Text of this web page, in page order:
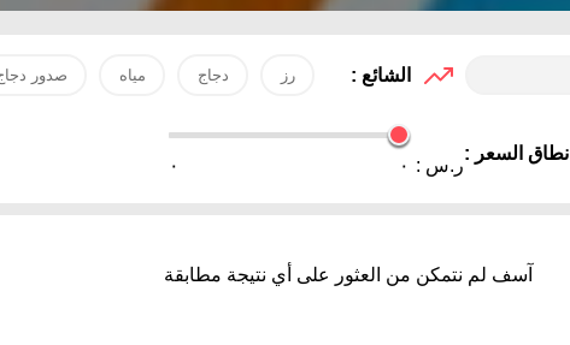
الشائع : رز دجاج مياه صدور
نطاق السعر :
ر.س : ٠ ٠
آسف لم نتمكن من العثور على أي نتيجة مطابقة